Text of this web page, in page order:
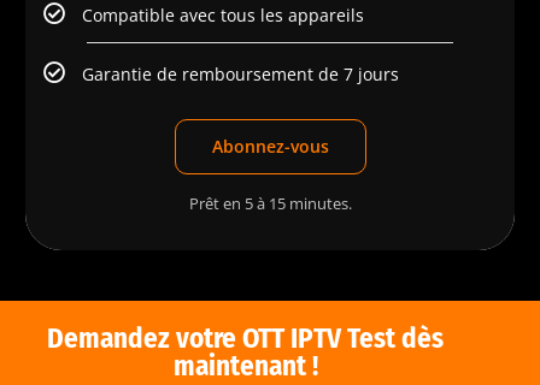
Compatible avec tous les appareils
Garantie de remboursement de 7 jours
Abonnez-vous
Prêt en 5 à 15 minutes.
Demandez votre OTT IPTV Test dès
maintenant !